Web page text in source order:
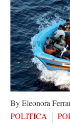
By Eleonora
POLITICA